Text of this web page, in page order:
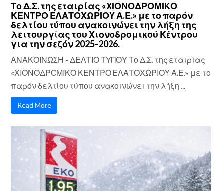
Το Δ.Σ. της εταιρίας «ΧΙΟΝΟΔΡΟΜΙΚΟ
ΚΕΝΤΡΟ ΕΛΑΤΟΧΩΡΙΟΥ Α.Ε.» με το παρόν
δελτίου τύπου ανακοινώνει την λήξη της
λειτουργίας του Χιονοδρομικού Κέντρου
για την σεζόν 2025-2026.
ΑΝΑΚΟΙΝΩΣΗ - ΔΕΛΤΙΟ ΤΥΠΟΥ Το Δ.Σ. της εταιρίας
«ΧΙΟΝΟΔΡΟΜΙΚΟ ΚΕΝΤΡΟ ΕΛΑΤΟΧΩΡΙΟΥ Α.Ε.» με το
παρόν δελτίου τύπου ανακοινώνει την λήξη ...
Read More